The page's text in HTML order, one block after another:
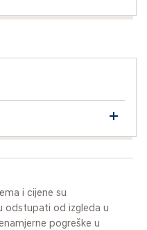
i cijene su
odstupati od izgleda u
pogreške u